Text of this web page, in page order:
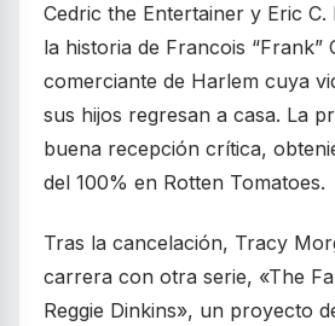
Cedric the Entertainer y Eric
la historia de Francois “Frank”
comerciante de Harlem cuya
sus hijos regresan a casa. La
buena recepción crítica,
del 100% en Rotten Tomatoes.
Tras la cancelación, Tracy
carrera con otra serie, «The
Reggie Dinkins», un proyecto